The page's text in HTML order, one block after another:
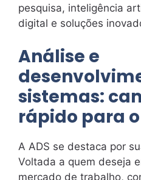
pesquisa, inteligência
digital e soluções
Análise e
sistemas:
rápido para
A ADS se destaca por
Voltada a quem deseja
mercado de trabalho,